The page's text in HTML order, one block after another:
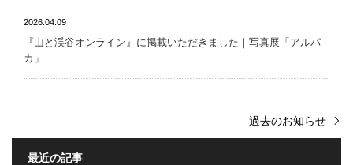
2026.04.09
『山と渓谷オンライン』に掲載いただきました｜写真展「アルパ
カ」
過去のお知らせ
最近の記事